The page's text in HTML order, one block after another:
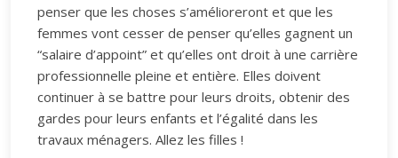
penser que les choses s’amélioreront et que les
femmes vont cesser de penser qu’elles gagnent un
“salaire d’appoint” et qu’elles ont droit à une carrière
professionnelle pleine et entière. Elles doivent
continuer à se battre pour leurs droits, obtenir des
gardes pour leurs enfants et l’égalité dans les
travaux ménagers. Allez les filles !